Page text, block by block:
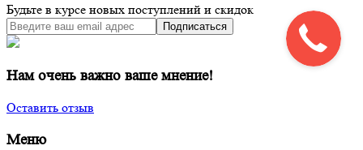
Будьте в курсе новых поступлений и скидок
Подписаться
Нам очень важно ваше мнение!
Оставить отзыв
Меню